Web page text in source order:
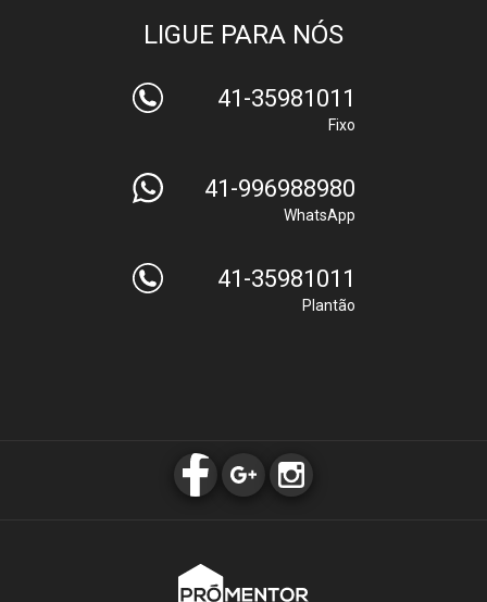
LIGUE PARA NÓS
41-35981011
Fixo
41-996988980
WhatsApp
41-35981011
Plantão